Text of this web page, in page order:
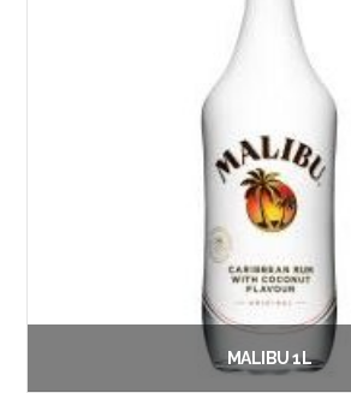
MALIBU 1L